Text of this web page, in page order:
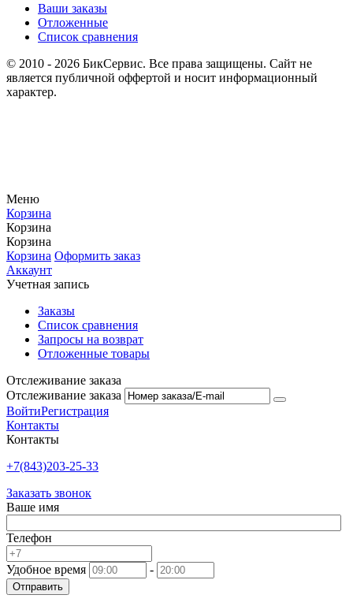
Ваши заказы
Отложенные
Список сравнения
© 2010 - 2026 БикСервис. Все права защищены. Сайт не
является публичной оффертой и носит информационный
характер.
Меню
Корзина
Корзина
Корзина
Корзина Оформить заказ
Аккаунт
Учетная запись
Заказы
Список сравнения
Запросы на возврат
Отложенные товары
Отслеживание заказа
Отслеживание заказа
ВойтиРегистрация
Контакты
Контакты
+7(843)203-25-33
Заказать звонок
Ваше имя
Телефон
Удобное время -
Отправить